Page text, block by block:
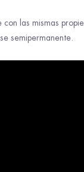
las mismas
semipermanente.